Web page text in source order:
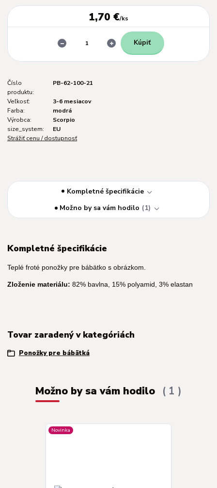
1,70 €/ks
Kúpiť
Číslo
produktu:
PB-62-100-21
Veľkosť:
3-6 mesiacov
Farba:
modrá
Výrobca:
Scorpio
size_system:
EU
Strážiť cenu / dostupnosť
Kompletné špecifikácie
Možno by sa vám hodilo
1
Kompletné špecifikácie
Teplé froté ponožky pre bábätko s obrázkom.
Zloženie materiálu: 82% bavlna, 15% polyamid, 3% elastan
Tovar zaradený v kategóriách
Ponožky pre bábätká
Možno by sa vám hodilo 1
Novinka